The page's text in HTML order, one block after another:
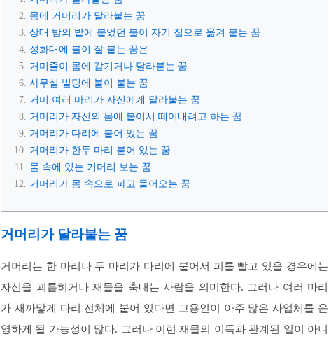
몸에 거머리가 달라붙는 꿈
상대 밤의 밭에 붙었던 불이 자기 집으로 옮겨 붙는 꿈
성화대에 불이 잘 붙는 꿈은
거미줄이 몸에 감기거나 달라붙는 꿈
사무실 빌딩에 불이 붙는 꿈
거미 여러 마리가 자신에게 달라붙는 꿈
거머리가 자신의 몸에 붙어서 떼어내려고 하는 꿈
거머리가 다리에 붙어 있는 꿈
거머리가 한두 마리 붙어 있는 꿈
물 속에 있는 거머리 보는 꿈
거머리가 몸 속으로 파고 들어오는 꿈
거머리가 달라붙는 꿈
거머리는 한 마리나 두 마리가 다리에 붙어서 피를 빨고 있을 경우에는
자신을 괴롭히거나 재물을 축내는 사람을 의미한다. 그러나 여러 마리
가 새까맣게 다리 전체에 붙어 있다면 고용인이 아주 많은 사업체를 운
영하게 될 가능성이 많다. 그러나 이런 재물의 이득과 관계된 일이 아니